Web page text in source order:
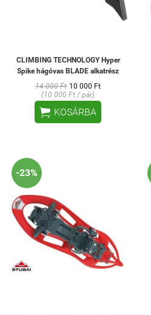
CLIMBING TECHNOLOGY Hyper
Spike hágóvas BLADE alkatrész
14 000 Ft 10 000 Ft
(10 000 Ft / pár)
 KOSÁRBA
-23%